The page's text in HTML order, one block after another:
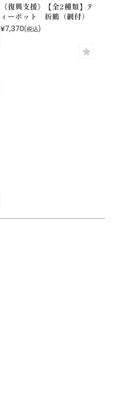
《復興支援》【全2種類】テ
ィーポット 折鶴（網付）
¥7,370(税込)